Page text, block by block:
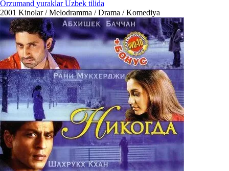
Orzumand yuraklar Uzbek tilida
2001 Kinolar / Melodramma / Drama / Komediya